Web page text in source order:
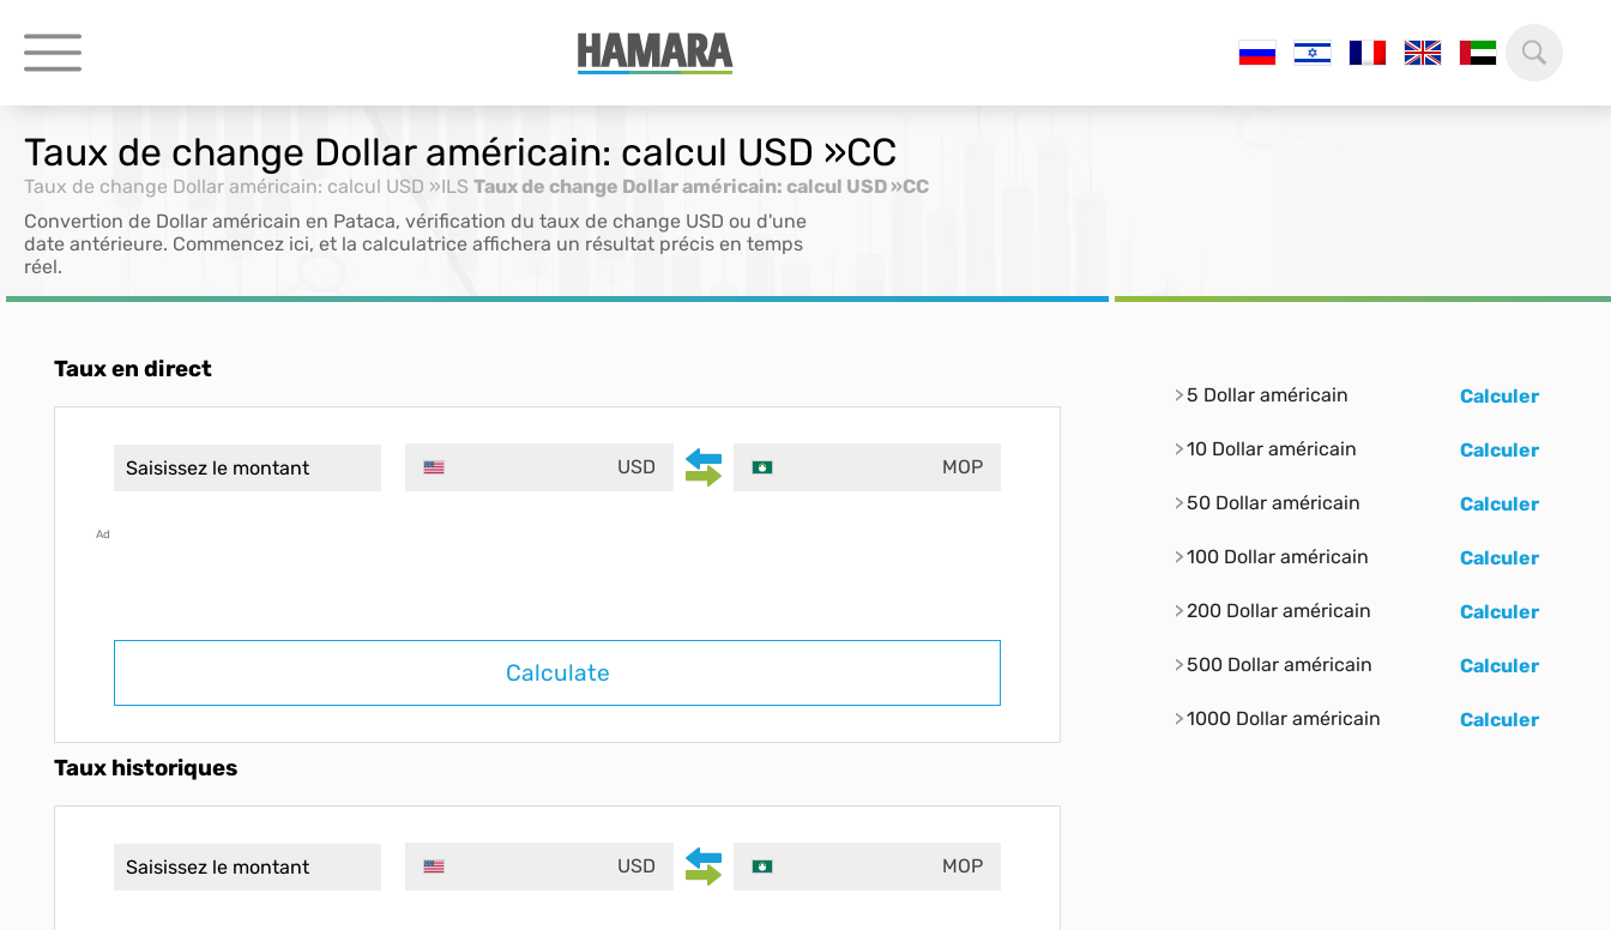
Taux de change Dollar américain: calcul USD »CC
Taux de change Dollar américain: calcul USD »ILS Taux de change Dollar américain: calcul USD »CC
Convertion de Dollar américain en Pataca, vérification du taux de change USD ou d'une
date antérieure. Commencez ici, et la calculatrice affichera un résultat précis en temps
réel.
Taux en direct
USD MOP
Ad
Calculate
Taux historiques
USD MOP
5 Dollar américain Calculer
10 Dollar américain Calculer
50 Dollar américain Calculer
100 Dollar américain Calculer
200 Dollar américain Calculer
500 Dollar américain Calculer
1000 Dollar américain Calculer